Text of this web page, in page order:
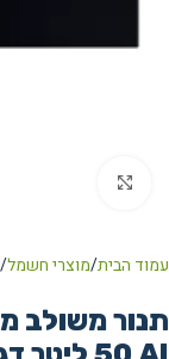
עמוד הבית מוצרי חשמל